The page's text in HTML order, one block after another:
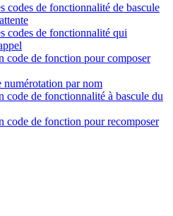
codes de fonctionnalité de bascule
codes de fonctionnalité qui
code de fonction pour composer
par nom
de fonctionnalité à bascule du
code de fonction pour recomposer